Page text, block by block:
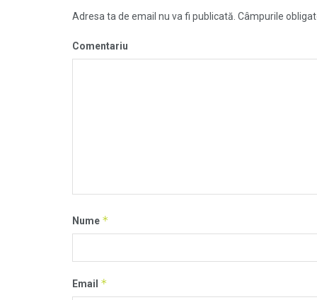
Adresa ta de email nu va fi publicată. Câmpurile
Comentariu
Nume *
Email *